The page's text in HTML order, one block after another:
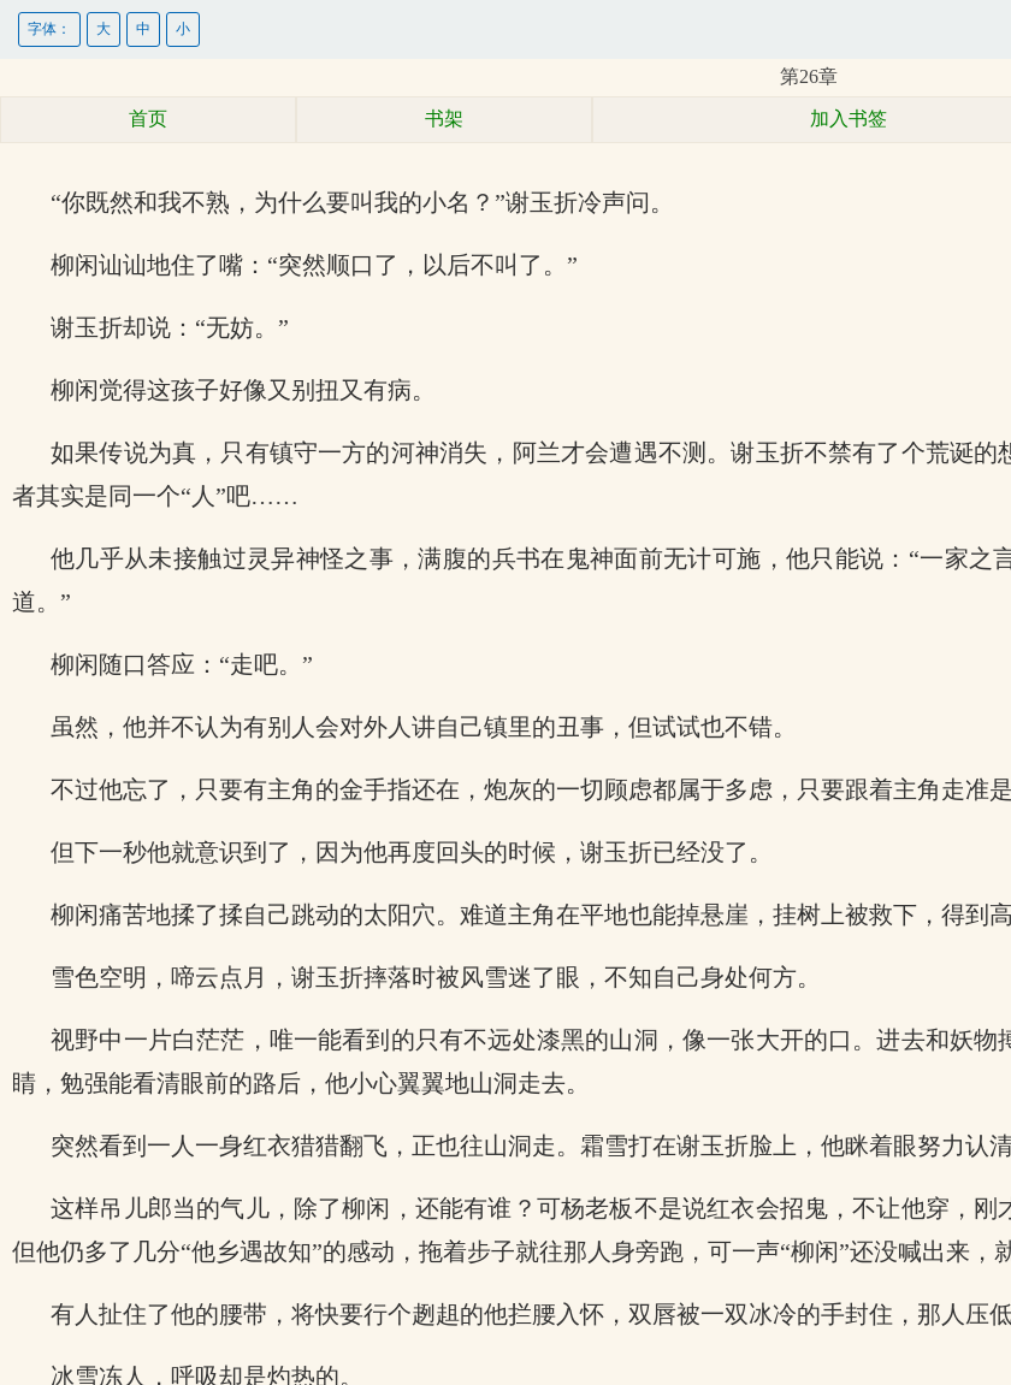
字体： 大 中 小
第26章
首页 书架 加入书签
“你既然和我不熟，为什么要叫我的小名？”谢玉折冷声问。
柳闲讪讪地住了嘴：“突然顺口了，以后不叫了。”
谢玉折却说：“无妨。”
柳闲觉得这孩子好像又别扭又有病。
如果传说为真，只有镇守一方的河神消失，阿兰才会遭遇不测。谢玉折不禁有了个荒诞
者其实是同一个“人”吧……
他几乎从未接触过灵异神怪之事，满腹的兵书在鬼神面前无计可施，他只能说：“一家
道。”
柳闲随口答应：“走吧。”
虽然，他并不认为有别人会对外人讲自己镇里的丑事，但试试也不错。
不过他忘了，只要有主角的金手指还在，炮灰的一切顾虑都属于多虑，只要跟着主角走准是
但下一秒他就意识到了，因为他再度回头的时候，谢玉折已经没了。
柳闲痛苦地揉了揉自己跳动的太阳穴。难道主角在平地也能掉悬崖，挂树上被救下，得到
雪色空明，啼云点月，谢玉折摔落时被风雪迷了眼，不知自己身处何方。
视野中一片白茫茫，唯一能看到的只有不远处漆黑的山洞，像一张大开的口。进去和妖
睛，勉强能看清眼前的路后，他小心翼翼地山洞走去。
突然看到一人一身红衣猎猎翻飞，正也往山洞走。霜雪打在谢玉折脸上，他眯着眼努力认
这样吊儿郎当的气儿，除了柳闲，还能有谁？可杨老板不是说红衣会招鬼，不让他穿，
但他仍多了几分“他乡遇故知”的感动，拖着步子就往那人身旁跑，可一声“柳闲”还没喊出来，
有人扯住了他的腰带，将快要行个趔趄的他拦腰入怀，双唇被一双冰冷的手封住，那人压
冰雪冻人，呼吸却是灼热的。